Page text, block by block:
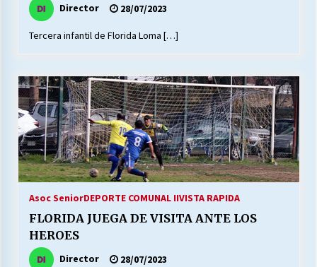
Director 28/07/2023
Tercera infantil de Florida Loma […]
Asoc SeniorDEPORTE COMUNAL IIVISTA RAPIDA
FLORIDA JUEGA DE VISITA ANTE LOS
HEROES
Director 28/07/2023